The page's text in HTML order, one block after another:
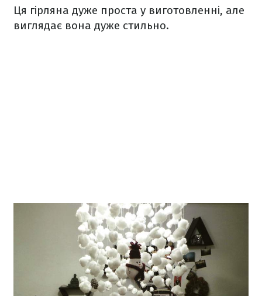
Ця гірляна дуже проста у виготовленні, але
виглядає вона дуже стильно.